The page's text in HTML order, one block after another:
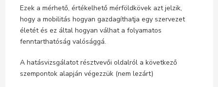
Ezek a mérhető, értékelhető mérföldkövek azt jelzik,
hogy a mobilitás hogyan gazdagíthatja egy szervezet
életét és ez által hogyan válhat a folyamatos
fenntarthatóság valósággá.
A hatásvizsgálatot résztvevői oldalról a következő
szempontok alapján végezzük (nem lezárt)